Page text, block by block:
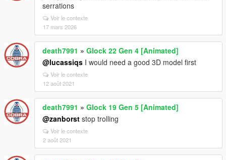
serrations
Voir le contexte
17 mars 2026
death7991 » Glock 22 Gen 4 [Animated]
@lucassiqs I would need a good 3D model first
Voir le contexte
12 août 2021
death7991 » Glock 19 Gen 5 [Animated]
@zanborst stop trolling
Voir le contexte
2 août 2021